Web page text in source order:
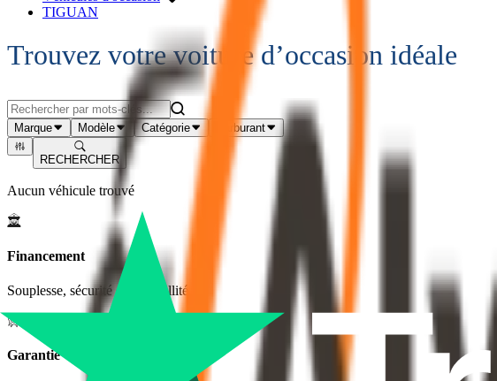
TIGUAN
Trouvez votre voiture d’occasion idéale
Marque Modèle Catégorie Carburant
RECHERCHER
Aucun véhicule trouvé
Financement
Souplesse, sécurité et tranquillité
Garantie